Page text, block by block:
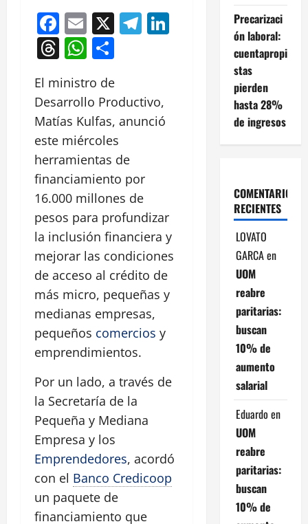
Facebook
Email
X Telegram
LinkedIn
Threads
WhatsApp
El ministro de
Desarrollo Productivo,
Matías Kulfas, anunció
este miércoles
herramientas de
financiamiento por
16.000 millones de
pesos para profundizar
la inclusión financiera y
mejorar las condiciones
de acceso al crédito de
más micro, pequeñas y
medianas empresas,
pequeños comercios y
emprendimientos.
Por un lado, a través de
la Secretaría de la
Pequeña y Mediana
Empresa y los
Emprendedores, acordó
con el Banco Credicoop
un paquete de
financiamiento que
Precarizaci
ón laboral:
cuentapropi
stas
pierden
hasta 28%
de ingresos
COMENTARIOS
RECIENTES
LOVATO
GARCAen
UOM
reabre
paritarias:
buscan
10% de
aumento
salarial
Eduardo en
UOM
reabre
paritarias:
buscan
10% de